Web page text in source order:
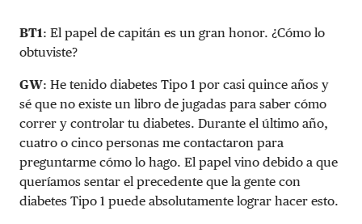
BT1: El papel de capitán es un gran honor. ¿Cómo lo
obtuviste?
GW: He tenido diabetes Tipo 1 por casi quince años y
sé que no existe un libro de jugadas para saber cómo
correr y controlar tu diabetes. Durante el último año,
cuatro o cinco personas me contactaron para
preguntarme cómo lo hago. El papel vino debido a que
queríamos sentar el precedente que la gente con
diabetes Tipo 1 puede absolutamente lograr hacer esto.